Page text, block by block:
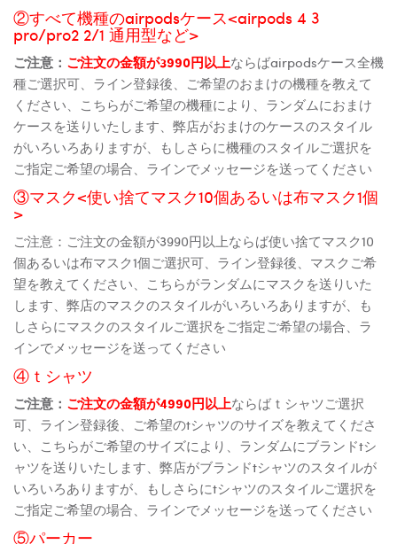
②すべて機種のairpodsケース<airpods 4 3
pro/pro2 2/1 通用型など>
ご注意： ご注文の金額が3990円以上ならばairpodsケース全機
種ご選択可、ライン登録後、ご希望のおまけの機種を教えて
ください、こちらがご希望の機種により、ランダムにおまけ
ケースを送りいたします、弊店がおまけのケースのスタイル
がいろいろありますが、もしさらに機種のスタイルご選択を
ご指定ご希望の場合、ラインでメッセージを送ってください
③マスク<使い捨てマスク10個あるいは布マスク1個
>
ご注意：ご注文の金額が3990円以上ならば使い捨てマスク10
個あるいは布マスク1個ご選択可、ライン登録後、マスクご希
望を教えてください、こちらがランダムにマスクを送りいた
します、弊店のマスクのスタイルがいろいろありますが、も
しさらにマスクのスタイルご選択をご指定ご希望の場合、ラ
インでメッセージを送ってください
④ｔシャツ
ご注意： ご注文の金額が4990円以上ならばｔシャツご選択
可、ライン登録後、ご希望のtシャツのサイズを教えてくださ
い、こちらがご希望のサイズにより、ランダムにブランドtシ
ャツを送りいたします、弊店がブランドtシャツのスタイルが
いろいろありますが、もしさらにtシャツのスタイルご選択を
ご指定ご希望の場合、ラインでメッセージを送ってください
⑤パーカー